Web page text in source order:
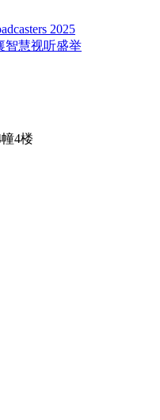
2025
智慧视听盛举
4楼